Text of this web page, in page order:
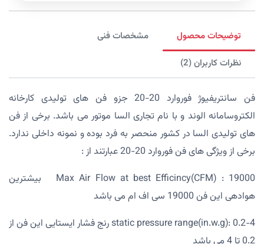
توضیحات محصول
مشخصات فنی
نظرات کاربران (2)
فن سانتریفیوژ فوروارد 20-20 جزو فن های تولیدی کارخانه
الکتروسامانه الوند و با نام تجاری السا موتور می باشد. برخی از فن
های تولیدی السا در کشور منحصر به فرد بوده و نمونه داخلی ندارد.
برخی از ویژگی های فن فوروارد 20-20 عبارتند از :
Max Air Flow at best Efficincy(CFM) : 19000 بیشترین
هوادهی این فن 19000 سی اف ام می باشد
static pressure range(in.w.g): 0.2-4 رنج فشار ایستایی این فن از
0.2 تا 4 می باشد